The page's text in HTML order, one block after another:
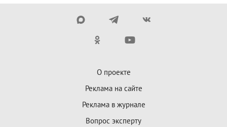
О проекте
Реклама на сайте
Реклама в журнале
Вопрос эксперту